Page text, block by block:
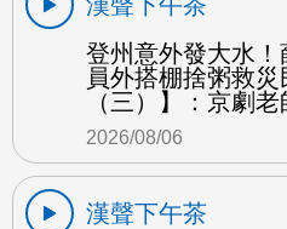
登州意外發大水
員外搭棚捨粥救
（三）】：京劇
2026/08/06
漢聲下午茶